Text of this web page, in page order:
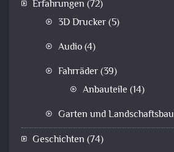
Erfahrungen (72)
3D Drucker(5)
Audio(4)
Fahrräder(39)
Anbauteile (14)
Garten und Landschaftsbau
Geschichten (74)